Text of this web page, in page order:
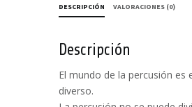
DESCRIPCIÓN VALORACIONES (0)
Descripción
El mundo de la percusión es
diverso.